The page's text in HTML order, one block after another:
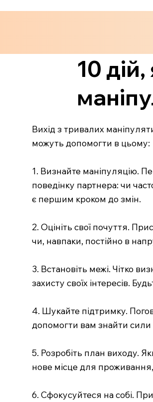
10
Вихід з тривалих
можуть допомогти в цьому:
1. Визнайте маніпуляцію.
поведінку партнера: чи
є першим кроком до змін.
2. Оцініть свої почуття.
чи, навпаки, постійно в
3. Встановіть межі. Чітко
захисту своїх інтересів.
4. Шукайте підтримку.
допомогти вам знайти сили
5. Розробіть план виходу.
нове місце для
6. Сфокусуйтеся на собі.